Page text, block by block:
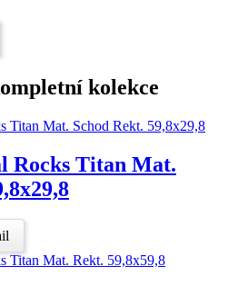
kolekce
Rocks Titan Mat.